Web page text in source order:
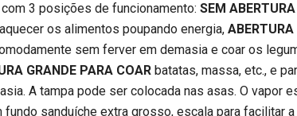
3 posições de funcionamento: SEM ABERTURA
os alimentos poupando energia, ABERTURA
sem ferver em demasia e coar os
GRANDE PARA COAR batatas, massa, etc., e
A tampa pode ser colocada nas asas. O vapor
sanduíche extra grosso, escala para facilitar a